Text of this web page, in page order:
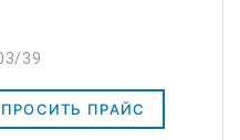
39
ПРАЙС